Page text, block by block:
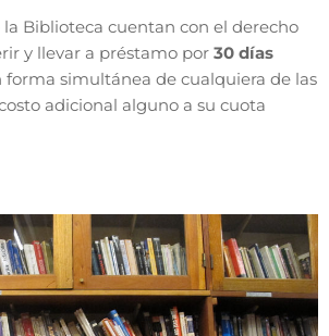
la Biblioteca cuentan con el derecho
y llevar a préstamo por 30 días
forma simultánea de cualquiera de las
adicional alguno a su cuota